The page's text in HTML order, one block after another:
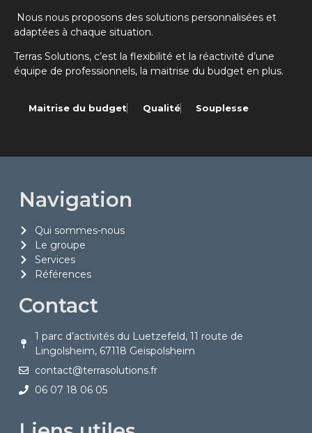
Nous nous proposons des solutions personnalisées et
adaptées à chaque situation.
Terras Solutions, c’est la flexibilité et la réactivité d’une
équipe de professionnels, la maitrise du budget en plus.
Maitrise du budget Qualité Souplesse
Navigation
Qui sommes-nous
Le groupe
Services
Références
Contact
1 parc d’activités du Luetzefeld, 11 route de
Lingolsheim, 67118 Geispolsheim
contact@terrasolutions.fr
06 07 18 06 05